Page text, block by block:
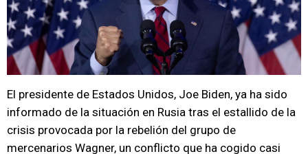
El presidente de Estados Unidos, Joe Biden, ya ha sido
informado de la situación en Rusia tras el estallido de la
crisis provocada por la rebelión del grupo de
mercenarios Wagner, un conflicto que ha cogido casi